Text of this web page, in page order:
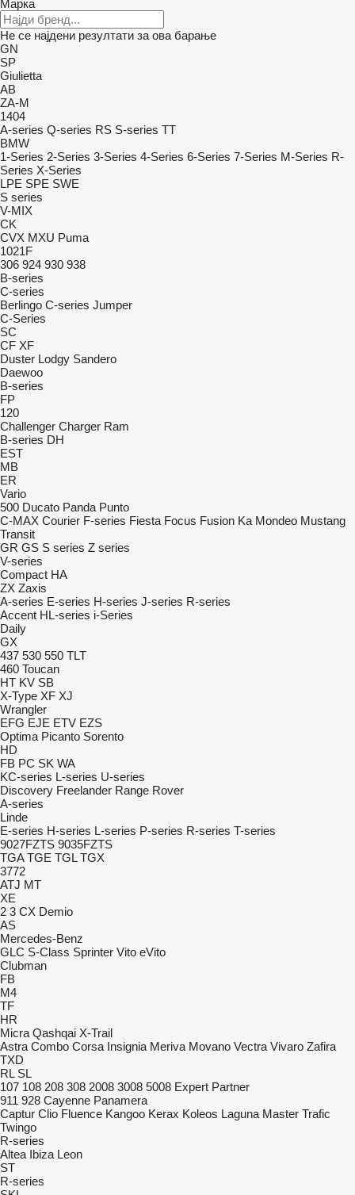
Марка
Не се најдени резултати за ова барање
GN
SP
Giulietta
AB
ZA-M
1404
A-series Q-series RS S-series TT
BMW
1-Series 2-Series 3-Series 4-Series 6-Series 7-Series M-Series R-
Series X-Series
LPE SPE SWE
S series
V-MIX
CK
CVX MXU Puma
1021F
306 924 930 938
B-series
C-series
Berlingo C-series Jumper
C-Series
SC
CF XF
Duster Lodgy Sandero
Daewoo
B-series
FP
120
Challenger Charger Ram
B-series DH
EST
MB
ER
Vario
500 Ducato Panda Punto
C-MAX Courier F-series Fiesta Focus Fusion Ka Mondeo Mustang
Transit
GR GS S series Z series
V-series
Compact HA
ZX Zaxis
A-series E-series H-series J-series R-series
Accent HL-series i-Series
Daily
GX
437 530 550 TLT
460 Toucan
HT KV SB
X-Type XF XJ
Wrangler
EFG EJE ETV EZS
Optima Picanto Sorento
HD
FB PC SK WA
KC-series L-series U-series
Discovery Freelander Range Rover
A-series
Linde
E-series H-series L-series P-series R-series T-series
9027FZTS 9035FZTS
TGA TGE TGL TGX
3772
ATJ MT
XE
2 3 CX Demio
AS
Mercedes-Benz
GLC S-Class Sprinter Vito eVito
Clubman
FB
M4
TF
HR
Micra Qashqai X-Trail
Astra Combo Corsa Insignia Meriva Movano Vectra Vivaro Zafira
TXD
RL SL
107 108 208 308 2008 3008 5008 Expert Partner
911 928 Cayenne Panamera
Captur Clio Fluence Kangoo Kerax Koleos Laguna Master Trafic
Twingo
R-series
Altea Ibiza Leon
ST
R-series